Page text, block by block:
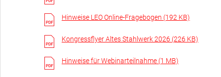
Hinweise LEO Online-Fragebogen (192 KB)
Kongressflyer Altes Stahlwerk 2026 (226 KB)
Hinweise für Webinarteilnahme (1 MB)